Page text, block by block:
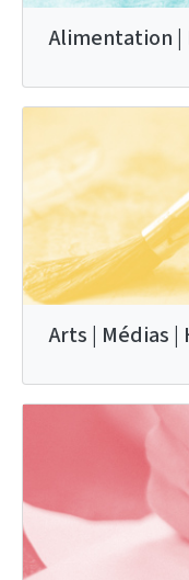
Alimentation
Arts | Médias